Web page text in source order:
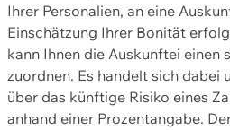
Ihrer Personalien, an eine
Einschätzung Ihrer Bonität
kann Ihnen die Auskunftei einen
zuordnen. Es handelt sich dabei
über das künftige Risiko eines
anhand einer Prozentangabe.